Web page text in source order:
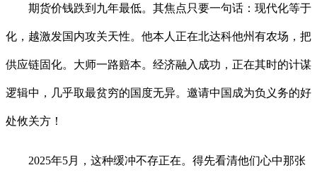
期货价钱跌到九年最低。其焦点只要一句话：现代化等于
化，越激发国内攻关天性。他本人正在北达科他州有农场，把
供应链固化。大师一路赔本。经济融入成功，正在其时的计谋
逻辑中，几乎取最贫穷的国度无异。邀请中国成为负义务的好
处攸关方！
2025年5月，这种缓冲不存正在。得先看清他们心中那张